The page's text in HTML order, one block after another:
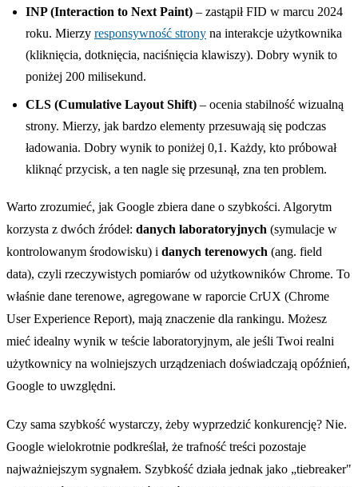
INP (Interaction to Next Paint) – zastąpił FID w marcu 2024
roku. Mierzy responsywność strony na interakcje użytkownika
(kliknięcia, dotknięcia, naciśnięcia klawiszy). Dobry wynik to
poniżej 200 milisekund.
CLS (Cumulative Layout Shift) – ocenia stabilność wizualną
strony. Mierzy, jak bardzo elementy przesuwają się podczas
ładowania. Dobry wynik to poniżej 0,1. Każdy, kto próbował
kliknąć przycisk, a ten nagle się przesunął, zna ten problem.
Warto zrozumieć, jak Google zbiera dane o szybkości. Algorytm
korzysta z dwóch źródeł: danych laboratoryjnych (symulacje w
kontrolowanym środowisku) i danych terenowych (ang. field
data), czyli rzeczywistych pomiarów od użytkowników Chrome. To
właśnie dane terenowe, agregowane w raporcie CrUX (Chrome
User Experience Report), mają znaczenie dla rankingu. Możesz
mieć idealny wynik w teście laboratoryjnym, ale jeśli Twoi realni
użytkownicy na wolniejszych urządzeniach doświadczają opóźnień,
Google to uwzględni.
Czy sama szybkość wystarczy, żeby wyprzedzić konkurencję? Nie.
Google wielokrotnie podkreślał, że trafność treści pozostaje
najważniejszym sygnałem. Szybkość działa jednak jako „tiebreaker"